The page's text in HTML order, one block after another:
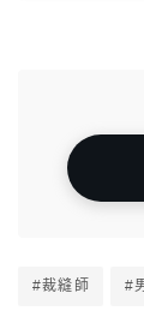
#裁縫師 #